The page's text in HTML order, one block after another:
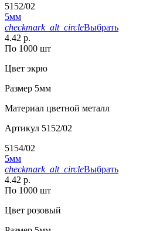
5152/02
5мм
checkmark_alt_circleВыбрать
4.42 р.
По 1000 шт
Цвет экрю
Размер 5мм
Материал цветной металл
Артикул 5152/02
5154/02
5мм
checkmark_alt_circleВыбрать
4.42 р.
По 1000 шт
Цвет розовый